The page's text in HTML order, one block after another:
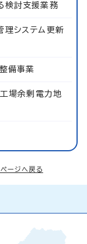
検討支援業務
理システム更新
備事業
工場余剰電力地
ページへ戻る